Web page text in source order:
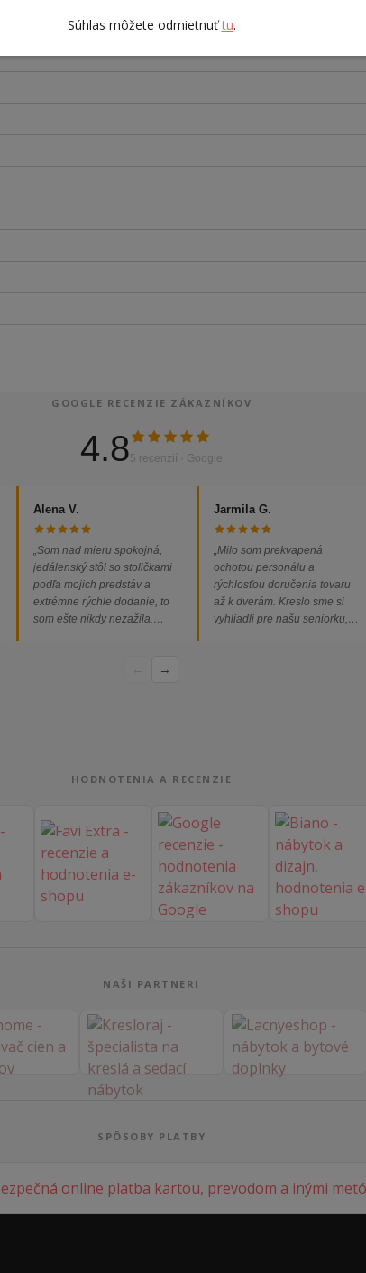
GOOGLE RECENZIE ZÁKAZNÍKOV
4.85 recenzií · Google
Alena V.
„Som nad mieru spokojná,
jedálenský stôl so stoličkami
podľa mojich predstáv a
extrémne rýchle dodanie, to
som ešte nikdy nezažila.
Jarmila G.
„Milo som prekvapená
ochotou personálu a
rýchlosťou doručenia tovaru
až k dverám. Kreslo sme si
vyhliadli pre našu seniorku,
→
HODNOTENIA A RECENZIE
NAŠI PARTNERI
SPÔSOBY PLATBY
Súhlas môžete odmietnuťtu.